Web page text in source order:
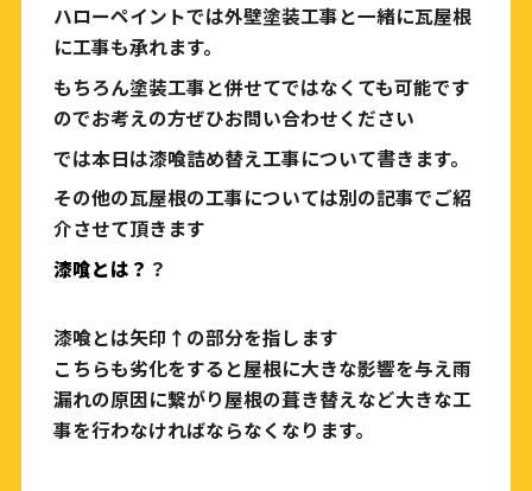
ハローペイントでは外壁塗装工事と一緒に瓦屋根
に工事も承れます。
もちろん塗装工事と併せてではなくても可能です
のでお考えの方ぜひお問い合わせください
では本日は漆喰詰め替え工事について書きます。
その他の瓦屋根の工事については別の記事でご紹
介させて頂きます
漆喰とは？ ？
漆喰とは矢印↑の部分を指します
こちらも劣化をすると屋根に大きな影響を与え雨
漏れの原因に繋がり屋根の葺き替えなど大きな工
事を行わなければならなくなります。